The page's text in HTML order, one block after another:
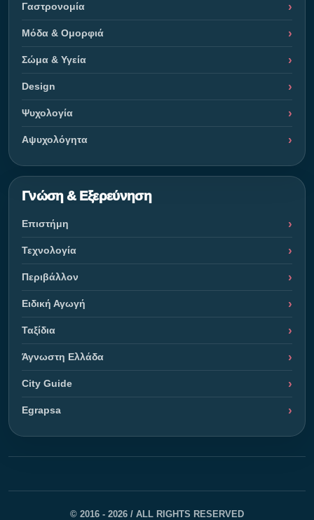
Γαστρονομία
Μόδα & Ομορφιά
Σώμα & Υγεία
Design
Ψυχολογία
Αψυχολόγητα
Γνώση & Εξερεύνηση
Επιστήμη
Τεχνολογία
Περιβάλλον
Ειδική Αγωγή
Ταξίδια
Άγνωστη Ελλάδα
City Guide
Egrapsa
© 2016 - 2026 / ALL RIGHTS RESERVED